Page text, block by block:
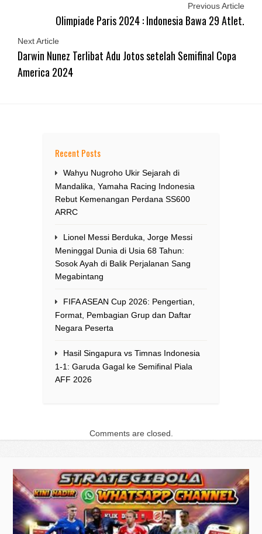
Previous Article
Olimpiade Paris 2024 : Indonesia Bawa 29 Atlet.
Next Article
Darwin Nunez Terlibat Adu Jotos setelah Semifinal Copa
America 2024
Recent Posts
Wahyu Nugroho Ukir Sejarah di
Mandalika, Yamaha Racing Indonesia
Rebut Kemenangan Perdana SS600
ARRC
Lionel Messi Berduka, Jorge Messi
Meninggal Dunia di Usia 68 Tahun:
Sosok Ayah di Balik Perjalanan Sang
Megabintang
FIFA ASEAN Cup 2026: Pengertian,
Format, Pembagian Grup dan Daftar
Negara Peserta
Hasil Singapura vs Timnas Indonesia
1-1: Garuda Gagal ke Semifinal Piala
AFF 2026
Comments are closed.